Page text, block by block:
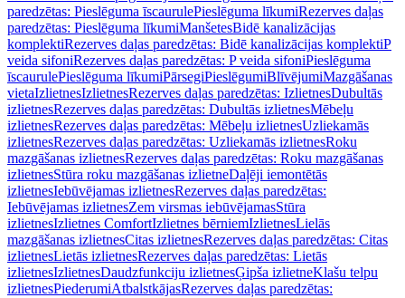
paredzētas: Pieslēguma īscaurulePieslēguma līkumiRezerves daļas
paredzētas: Pieslēguma līkumiManšetesBidē kanalizācijas
komplektiRezerves daļas paredzētas: Bidē kanalizācijas komplektiP
veida sifoniRezerves daļas paredzētas: P veida sifoniPieslēguma
īscaurulePieslēguma līkumiPārsegiPieslēgumiBlīvējumiMazgāšanas
vietaIzlietnesIzlietnesRezerves daļas paredzētas: IzlietnesDubultās
izlietnesRezerves daļas paredzētas: Dubultās izlietnesMēbeļu
izlietnesRezerves daļas paredzētas: Mēbeļu izlietnesUzliekamās
izlietnesRezerves daļas paredzētas: Uzliekamās izlietnesRoku
mazgāšanas izlietnesRezerves daļas paredzētas: Roku mazgāšanas
izlietnesStūra roku mazgāšanas izlietneDaļēji iemontētās
izlietnesIebūvējamas izlietnesRezerves daļas paredzētas:
Iebūvējamas izlietnesZem virsmas iebūvējamasStūra
izlietnesIzlietnes ComfortIzlietnes bērniemIzlietnesLielās
mazgāšanas izlietnesCitas izlietnesRezerves daļas paredzētas: Citas
izlietnesLietās izlietnesRezerves daļas paredzētas: Lietās
izlietnesIzlietnesDaudzfunkciju izlietnesĢipša izlietneKlašu telpu
izlietnesPiederumiAtbalstkājasRezerves daļas paredzētas: